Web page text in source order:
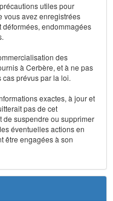
utiles pour
vous avez enregistrées
endommagées
des
à Cerbère, et à ne pas
prévus par la loi.
exactes, à jour et
pas de cet
de suspendre ou supprimer
éventuelles actions en
être engagées à son